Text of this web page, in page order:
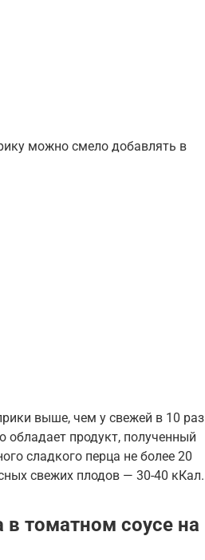
можно смело добавлять в
выше, чем у свежей в 10 раз
продукт, полученный
сладкого перца не более 20
свежих плодов — 30-40 кКал.
в томатном соусе на